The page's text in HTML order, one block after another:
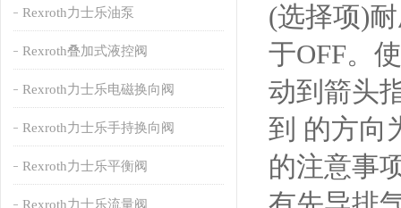
Rexroth力士乐油泵
Rexroth叠加式液控阀
Rexroth力士乐电磁换向阀
Rexroth力士乐手持换向阀
Rexroth力士乐平衡阀
Rexroth力士乐流量阀
(选择项)
于OFF。
动到箭头
到 的方向
的注意事